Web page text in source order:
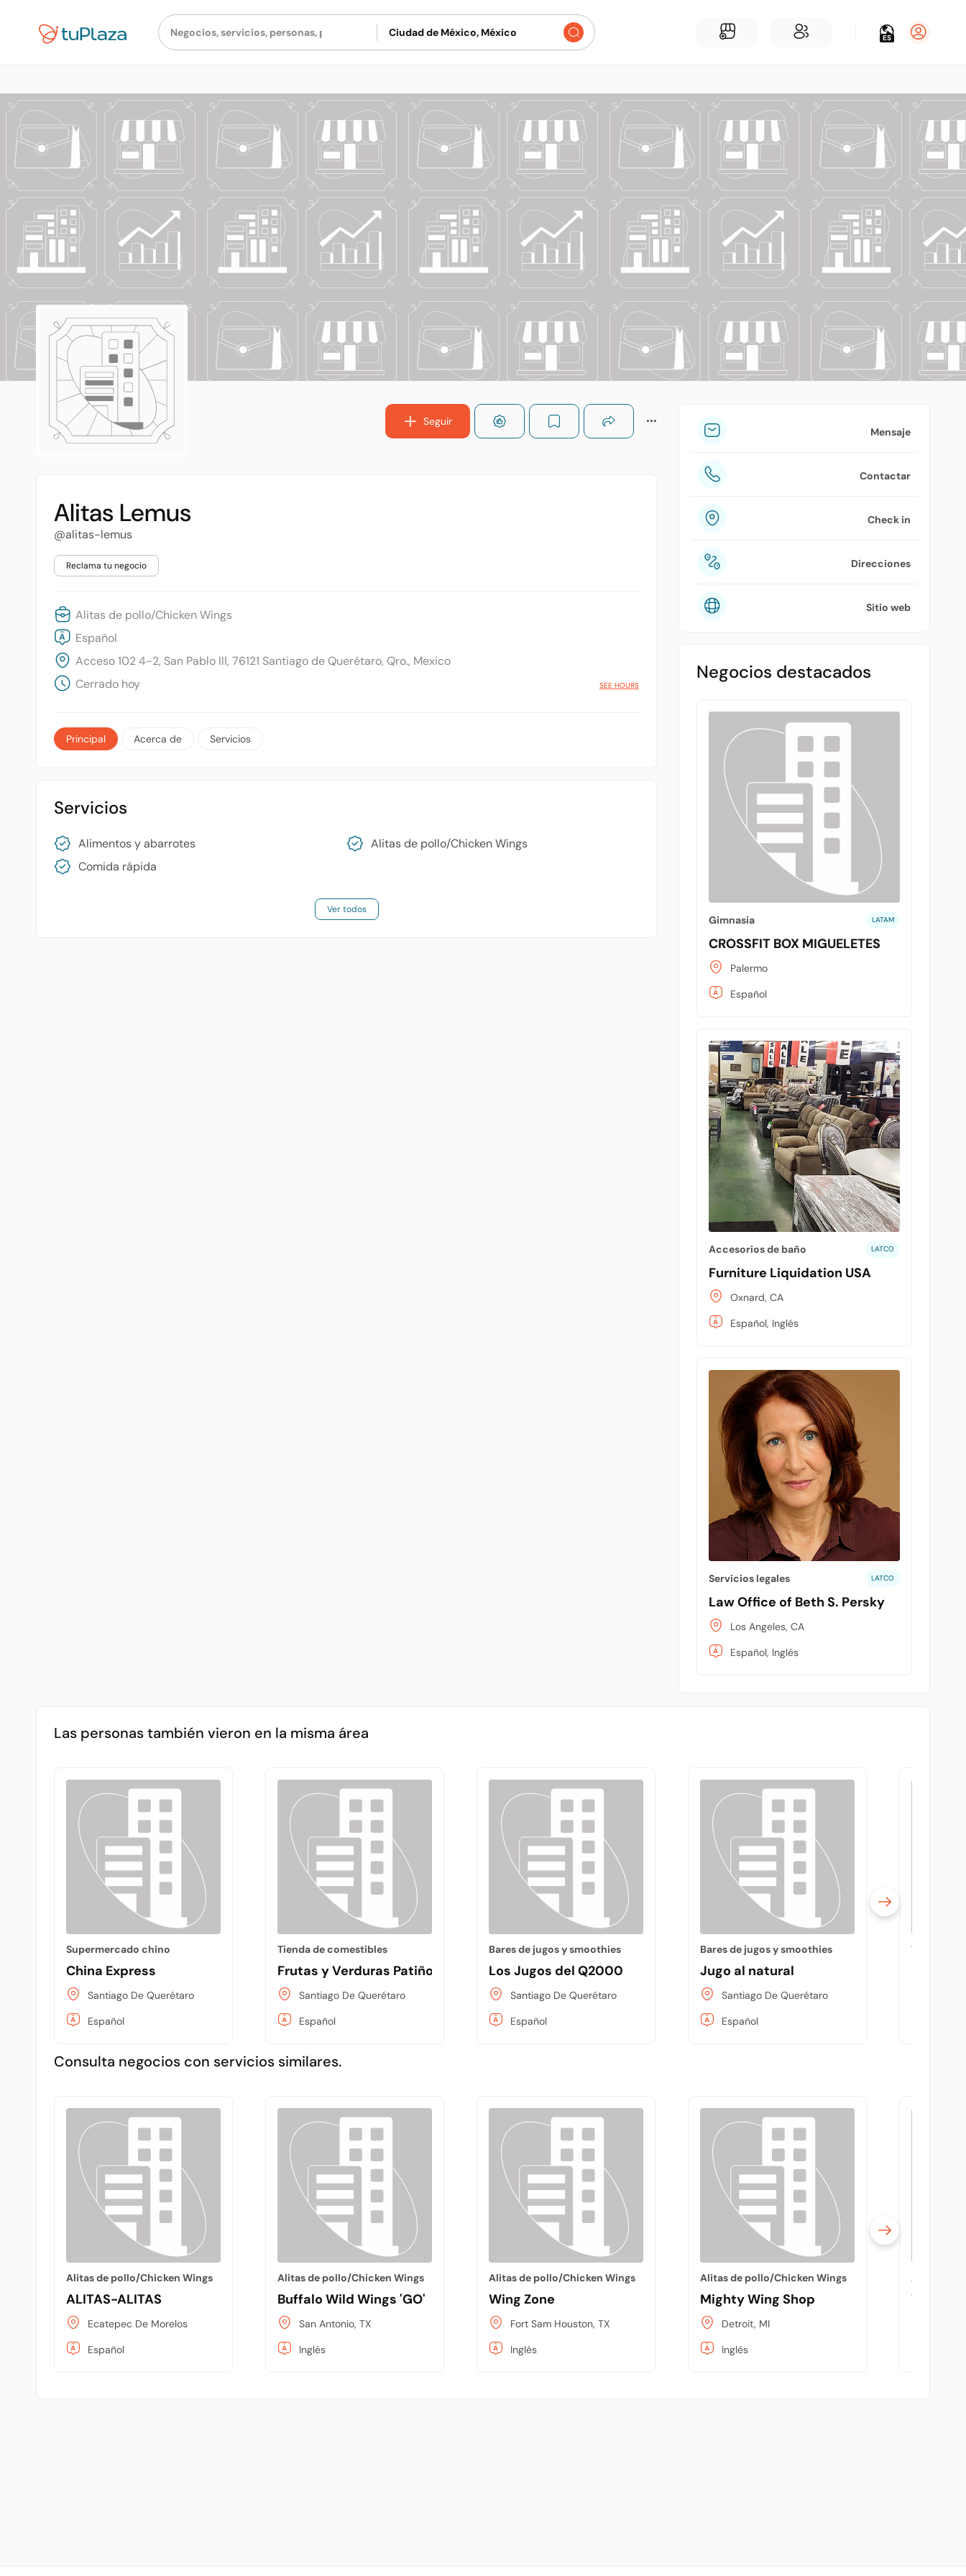
ES
Seguir
Alitas Lemus
@alitas-lemus
Reclama tu negocio
Alitas de pollo/Chicken Wings
Español
Acceso 102 4-2, San Pablo III, 76121 Santiago de Querétaro, Qro., Mexico
Cerrado hoy
SEE HOURS
Principal Acerca de Servicios
Servicios
Alimentos y abarrotes
Alitas de pollo/​Chicken Wings
Comida rápida
Ver todos
Mensaje
Contactar
Check in
Direcciones
Sitio web
Negocios destacados
Gimnasia LATAM
CROSSFIT BOX MIGUELETES
Palermo
Español
Accesorios de baño LATCO
Furniture Liquidation USA
Oxnard, CA
Español, Inglés
Servicios legales LATCO
Law Office of Beth S. Persky
Los Angeles, CA
Español, Inglés
Las personas también vieron en la misma área
Supermercado chino
China Express
Santiago De Querétaro
Español
Tienda de comestibles
Frutas y Verduras Patiño. Fruit Market Patiño
Santiago De Querétaro
Español
Bares de jugos y smoothies
Los Jugos del Q2000
Santiago De Querétaro
Español
Bares de jugos y smoothies
Jugo al natural
Santiago De Querétaro
Español
Tienda de
Consulta negocios con servicios similares.
Alitas de pollo/Chicken Wings
ALITAS-ALITAS
Ecatepec De Morelos
Español
Alitas de pollo/Chicken Wings
Buffalo Wild Wings 'GO'
San Antonio, TX
Inglés
Alitas de pollo/Chicken Wings
Wing Zone
Fort Sam Houston, TX
Inglés
Alitas de pollo/Chicken Wings
Mighty Wing Shop
Detroit, MI
Inglés
Alitas de
Para Negocios
Añadir un negocio
Encuentre empresas cerca de ti
Comunidad
Encuentra personas cerca de ti
tuPlaza
Acerca de nosotros